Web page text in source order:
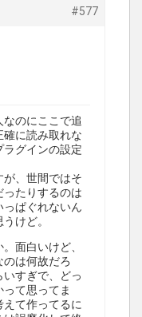
#577
のにここで追
確に読み取れな
ラグインの設定
が、世間ではそ
ったりするのは
ぱぐれないん
けど。
面白いけど、
は何故だろ
すぎで、どっ
て思ってま
て作ってるに